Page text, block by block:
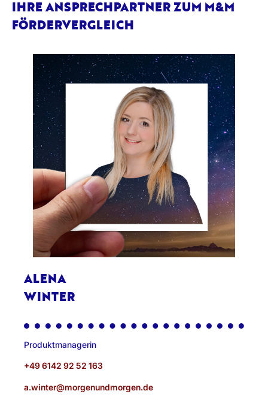
IHRE ANSPRECHPARTNER ZUM M&M
FÖRDERVERGLEICH
ALENA
WINTER
Produktmanagerin
+49 6142 92 52 163
a.winter@morgenundmorgen.de